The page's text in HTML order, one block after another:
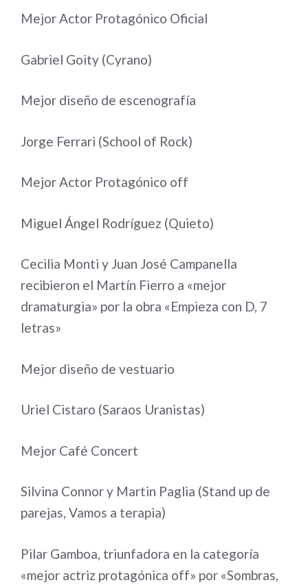
Mejor Actor Protagónico Oficial
Gabriel Goity (Cyrano)
Mejor diseño de escenografía
Jorge Ferrari (School of Rock)
Mejor Actor Protagónico off
Miguel Ángel Rodríguez (Quieto)
Cecilia Monti y Juan José Campanella
recibieron el Martín Fierro a «mejor
dramaturgia» por la obra «Empieza con D, 7
letras»
Mejor diseño de vestuario
Uriel Cistaro (Saraos Uranistas)
Mejor Café Concert
Silvina Connor y Martin Paglia (Stand up de
parejas, Vamos a terapia)
Pilar Gamboa, triunfadora en la categoría
«mejor actriz protagónica off» por «Sombras,